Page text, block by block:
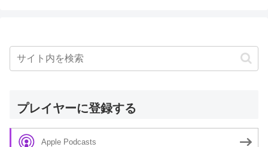
プレイヤーに登録する
Apple Podcasts